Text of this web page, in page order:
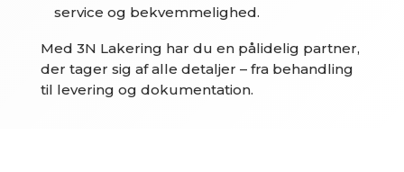
service og bekvemmelighed.
Med 3N Lakering har du en pålidelig partner,
der tager sig af alle detaljer – fra behandling
til levering og dokumentation.